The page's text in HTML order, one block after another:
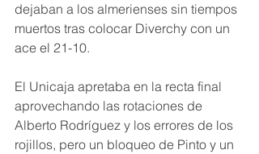
dejaban a los almerienses sin tiempos
muertos tras colocar Diverchy con un
ace el 21-10.
El Unicaja apretaba en la recta final
aprovechando las rotaciones de
Alberto Rodríguez y los errores de los
rojillos, pero un bloqueo de Pinto y un